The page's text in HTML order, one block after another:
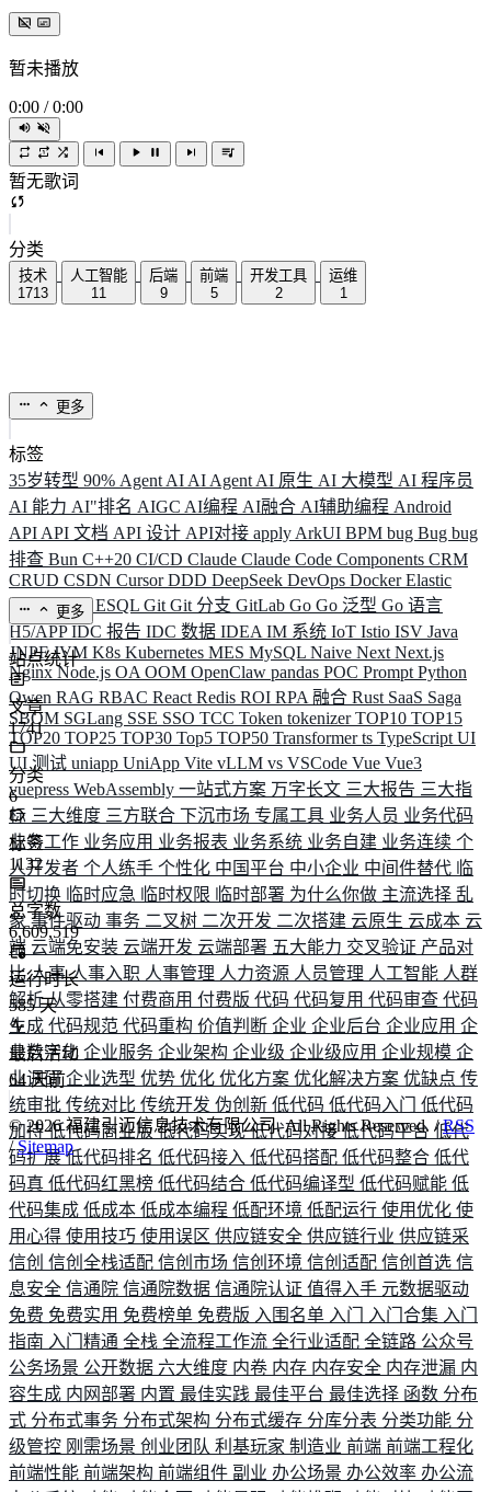
暂未播放
0:00 / 0:00
暂无歌词
分类
技术
1713
人工智能
11
后端
9
前端
5
开发工具
2
运维
1
更多
标签
35岁转型 90% Agent AI AI Agent AI 原生 AI 大模型 AI 程序员
AI 能力 AI"排名 AIGC AI编程 AI融合 AI辅助编程 Android
API API 文档 API 设计 API对接 apply ArkUI BPM bug Bug bug
排查 Bun C++20 CI/CD Claude Claude Code Components CRM
CRUD CSDN CursorDDD DeepSeek DevOps DockerElastic
ELK ElysiaESQL Git Git 分支 GitLab Go Go 泛型 Go 语言
H5/APPIDC 报告 IDC 数据 IDEA IM 系统 IoT Istio ISV Java
JNPFJVM K8s Kubernetes MES MySQL Naive Next Next.js
NginxNode.js OA OOM OpenClaw pandas POC Prompt Python
Qwen RAG RBAC React Redis ROI RPA 融合 Rust SaaS Saga
SBOM SGLang SSE SSO TCC Token tokenizerTOP10 TOP15
TOP20 TOP25 TOP30 Top5 TOP50 Transformerts TypeScript UI
UI 测试 uniapp UniApp Vite vLLM vs VSCode Vue Vue3
vuepress WebAssembly 一站式方案 万字长文 三大报告 三大指
标 三大维度 三方联合 下沉市场 专属工具 业务人员 业务代码
业务工作 业务应用 业务报表 业务系统 业务自建 业务连续 个
人开发者 个人练手 个性化 中国平台 中小企业 中间件替代 临
时切换 临时应急 临时权限 临时部署 为什么你做 主流选择 乱
象 事件驱动 事务 二叉树 二次开发 二次搭建 云原生 云成本 云
端 云端免安装 云端开发 云端部署 五大能力 交叉验证 产品对
比人事人事入职 人事管理 人力资源 人员管理 人工智能 人群
解析从零搭建 付费商用 付费版 代码 代码复用 代码审查 代码
生成 代码规范 代码重构 价值判断 企业 企业后台 企业应用 企
业数字化 企业服务 企业架构 企业级 企业级应用 企业规模 企
业调研企业选型 优势 优化 优化方案 优化解决方案 优缺点 传
统审批 传统对比 传统开发 伪创新 低代码 低代码入门 低代码
加持低代码商业版低代码实现低代码对接低代码平台 低代
码扩展低代码排名 低代码接入 低代码搭配 低代码整合 低代
码真 低代码红黑榜 低代码结合 低代码编译型 低代码赋能 低
代码集成 低成本 低成本编程 低配环境 低配运行 使用优化 使
用心得 使用技巧 使用误区 供应链安全 供应链行业 供应链采
信创 信创全栈适配 信创市场 信创环境 信创适配 信创首选 信
息安全 信通院 信通院数据 信通院认证 值得入手 元数据驱动
免费 免费实用 免费榜单 免费版 入围名单 入门 入门合集 入门
指南 入门精通 全栈 全流程工作流 全行业适配 全链路 公众号
公务场景 公开数据 六大维度 内卷 内存 内存安全 内存泄漏 内
容生成 内网部署 内置 最佳实践 最佳平台 最佳选择 函数 分布
式 分布式事务 分布式架构 分布式缓存 分库分表 分类功能 分
级管控 刚需场景 创业团队 利基玩家 制造业 前端 前端工程化
前端性能 前端架构 前端组件 副业 办公场景 办公效率 办公流
更多
站点统计
文章
1741
分类
6
标签
1132
总字数
6,609,519
运行时长
585 天
最后活动
64 天前
©2026福建引迈信息技术有限公司. All Rights Reserved. /RSS
/Sitemap